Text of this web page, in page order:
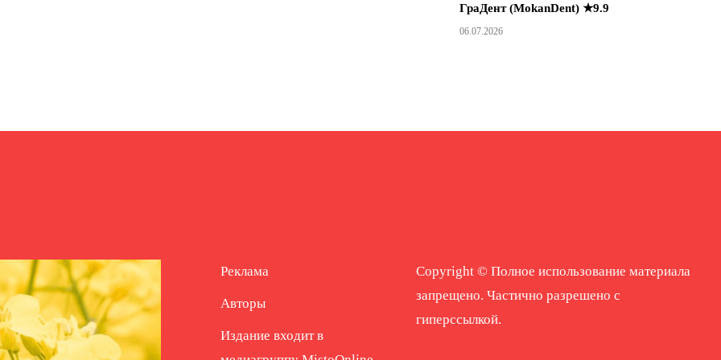
ГраДент (MokanDent) ★9.9
06.07.2026
Реклама
Авторы
Издание входит в
Copyright © Полное использование материала
запрещено. Частично разрешено с
гиперссылкой.